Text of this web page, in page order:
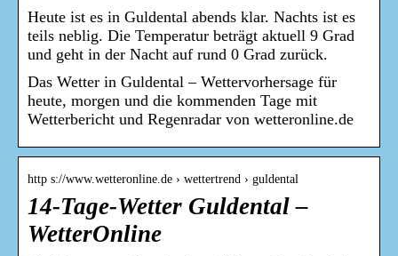
Heute ist es in Guldental abends klar. Nachts ist es
teils neblig. Die Temperatur beträgt aktuell 9 Grad
und geht in der Nacht auf rund 0 Grad zurück.
Das Wetter in Guldental – Wettervorhersage für
heute, morgen und die kommenden Tage mit
Wetterbericht und Regenradar von wetteronline.de
http s://www.wetteronline.de › wettertrend › guldental
14-Tage-Wetter Guldental –
WetterOnline